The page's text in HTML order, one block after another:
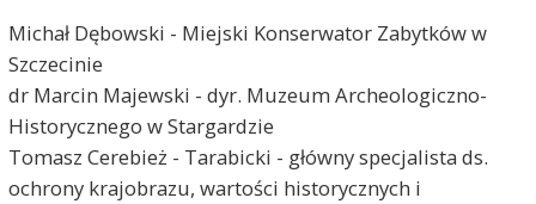
Michał Dębowski - Miejski Konserwator Zabytków w
Szczecinie
dr Marcin Majewski - dyr. Muzeum Archeologiczno-
Historycznego w Stargardzie
Tomasz Cerebież - Tarabicki - główny specjalista ds.
ochrony krajobrazu, wartości historycznych i